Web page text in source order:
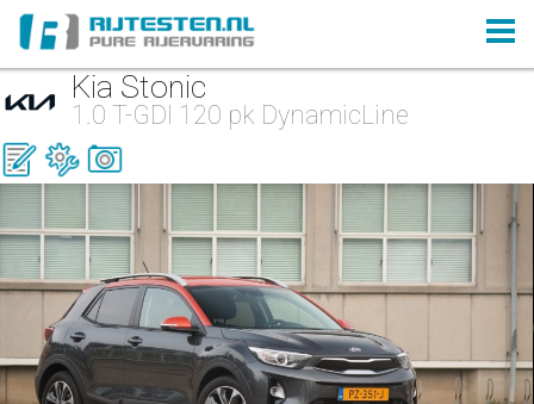
Kia Stonic
1.0 T-GDI 120 pk DynamicLine